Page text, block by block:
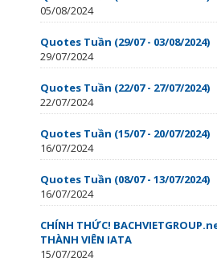
05/08/2024
Quotes Tuần (29/07 - 03/08/2024)
29/07/2024
Quotes Tuần (22/07 - 27/07/2024)
22/07/2024
Quotes Tuần (15/07 - 20/07/2024)
16/07/2024
Quotes Tuần (08/07 - 13/07/2024)
16/07/2024
CHÍNH THỨC!
THÀNH VIÊN IATA
15/07/2024